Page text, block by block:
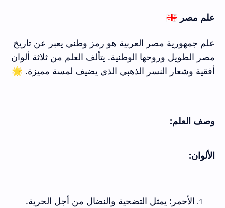
علم مصر 🇪🇬
علم جمهورية مصر العربية هو رمز وطني يعبر عن تاريخ
مصر الطويل وروحها الوطنية. يتألف العلم من ثلاثة ألوان
أفقية وشعار النسر الذهبي الذي يضيف لمسة مميزة. 🌟
وصف العلم:
الألوان:
الأحمر: يمثل التضحية والنضال من أجل الحرية.